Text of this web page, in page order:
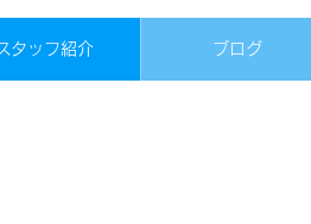
タッフ紹介 ブログ